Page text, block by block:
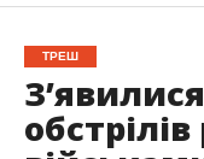
ТРЕШ